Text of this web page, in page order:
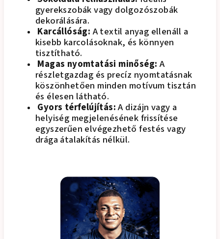
gyerekszobák vagy dolgozószobák
dekorálására.
Karcállóság:A textil anyag ellenáll a
kisebb karcolásoknak, és könnyen
tisztítható.
Magas nyomtatási minőség:A
részletgazdag és precíz nyomtatásnak
köszönhetően minden motívum tisztán
és élesen látható.
Gyors térfelújítás:A dizájn vagy a
helyiség megjelenésének frissítése
egyszerűen elvégezhető festés vagy
drága átalakítás nélkül.